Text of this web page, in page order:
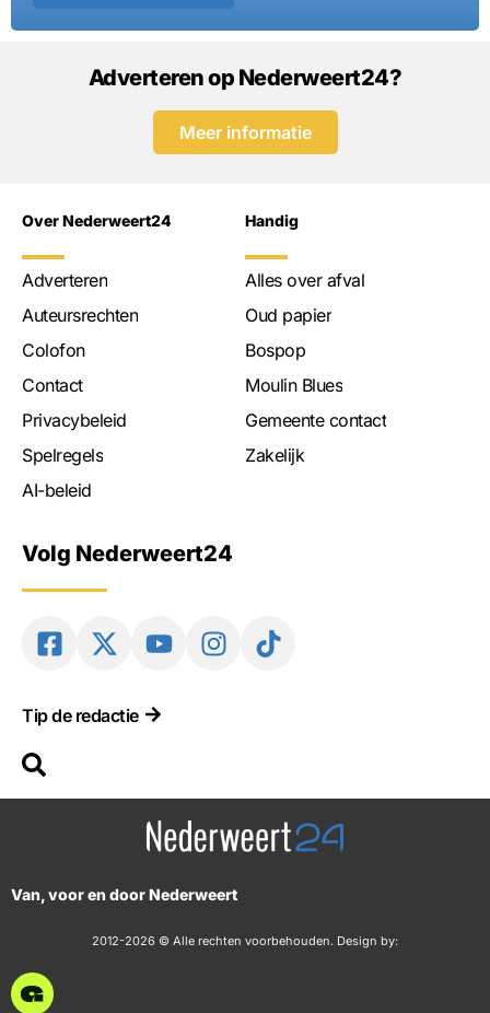
Adverteren op Nederweert24?
Meer informatie
Over Nederweert24
Adverteren
Auteursrechten
Colofon
Contact
Privacybeleid
Spelregels
AI-beleid
Handig
Alles over afval
Oud papier
Bospop
Moulin Blues
Gemeente contact
Zakelijk
Volg Nederweert24
Tip de redactie
Van, voor en door Nederweert
2012-2026 © Alle rechten voorbehouden. Design by: